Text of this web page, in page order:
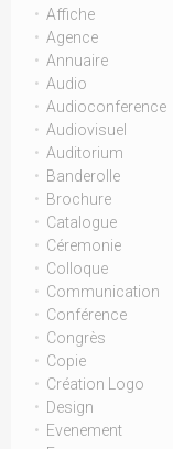
Affiche
Agence
Annuaire
Audio
Audioconference
Audiovisuel
Auditorium
Banderolle
Brochure
Catalogue
Céremonie
Colloque
Communication
Conférence
Congrès
Copie
Création Logo
Design
Evenement